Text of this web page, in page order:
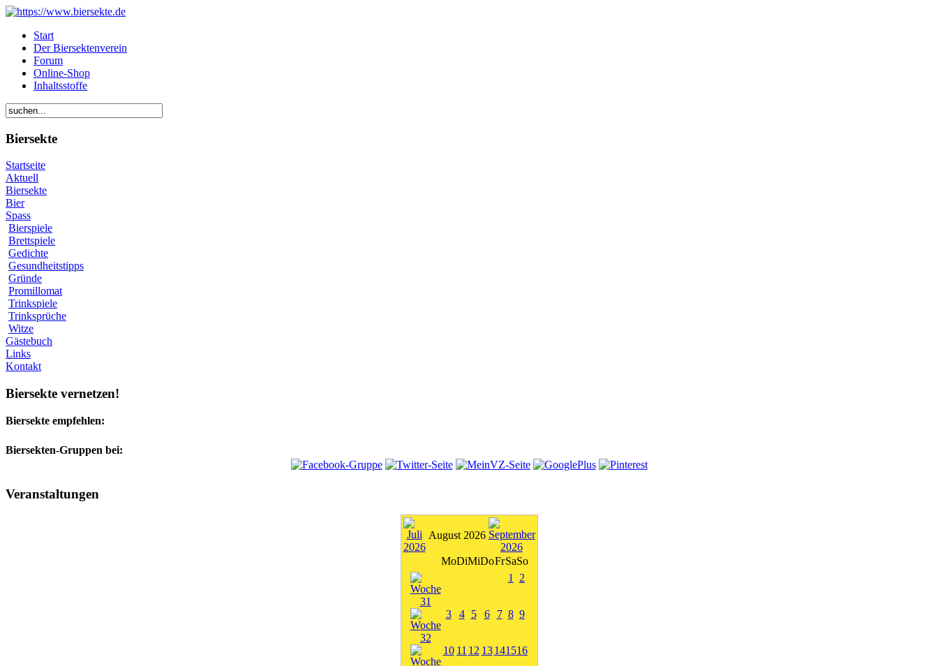
Start
Der Biersektenverein
Forum
Online-Shop
Inhaltsstoffe
Biersekte
Startseite
Aktuell
Biersekte
Bier
Spass
Bierspiele
Brettspiele
Gedichte
Gesundheitstipps
Gründe
Promillomat
Trinkspiele
Trinksprüche
Witze
Gästebuch
Links
Kontakt
Biersekte vernetzen!
Biersekte empfehlen:
Biersekten-Gruppen bei:
Veranstaltungen
August 2026
MoDiMiDoFrSaSo
1
2
3 4 5 6 7 8 9
10 11 12 13 141516